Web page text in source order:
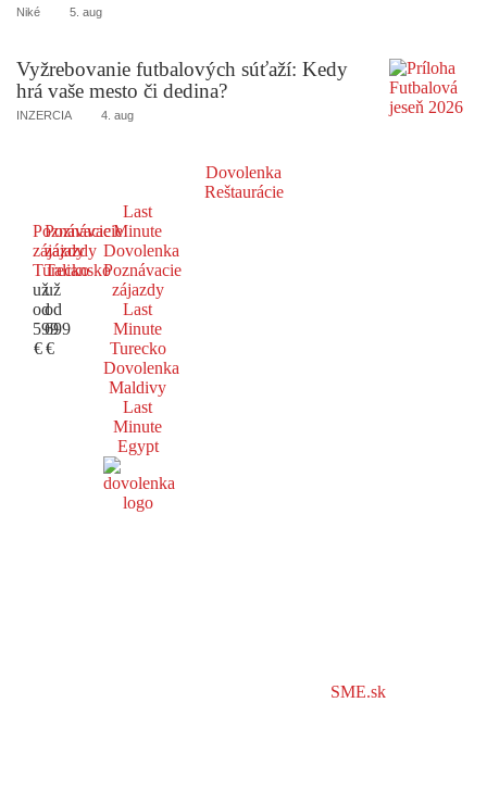
Niké 5. aug
Vyžrebovanie futbalových súťaží: Kedy
hrá vaše mesto či dedina?
INZERCIA 4. aug
Dovolenka
Reštaurácie
Poznávacie
zájazdy
Turecko
už
od
599
€
Poznávacie
zájazdy
Taliansko
už
od
699
€
Last
Minute
Dovolenka
Poznávacie
zájazdy
Last
Minute
Turecko
Dovolenka
Maldivy
Last
Minute
Egypt
SME.sk